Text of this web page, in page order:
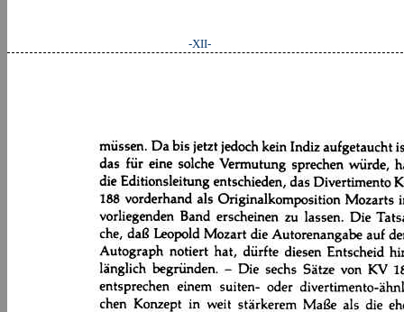
-XII-